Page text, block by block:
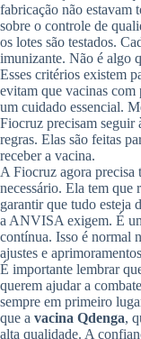
fabricação não estavam
sobre o controle de
os lotes são testados.
imunizante. Não é algo
Esses critérios existem
evitam que vacinas com
um cuidado essencial.
Fiocruz precisam seguir
regras. Elas são feitas
receber a vacina.
A Fiocruz agora precisa
necessário. Ela tem que
garantir que tudo esteja
a ANVISA exigem. É
contínua. Isso é normal
ajustes e
É importante lembrar
querem ajudar a
sempre em primeiro
que a vacina Qdenga,
alta qualidade. A